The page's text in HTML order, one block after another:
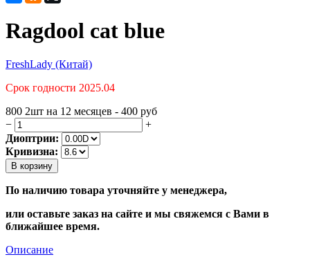
Ragdool cat blue
FreshLady (Китай)
Срок годности 2025.04
800 2шт на 12 месяцев - 400 руб
−
+
Диоптрии:
Кривизна:
В корзину
По наличию товара уточняйте у менеджера,
или оставьте заказ на сайте и мы свяжемся с Вами в
ближайшее время.
Описание